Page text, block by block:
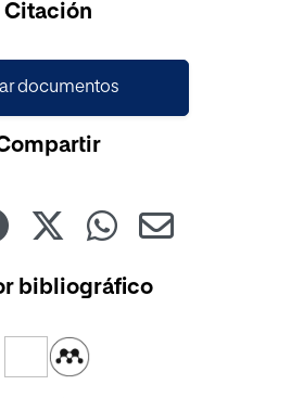
Citación
documentos
bibliográfico